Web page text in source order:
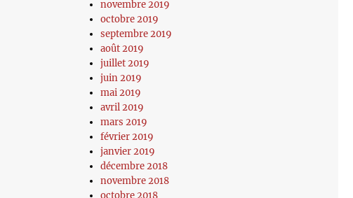
novembre 2019
octobre 2019
septembre 2019
août 2019
juillet 2019
juin 2019
mai 2019
avril 2019
mars 2019
février 2019
janvier 2019
décembre 2018
novembre 2018
octobre 2018